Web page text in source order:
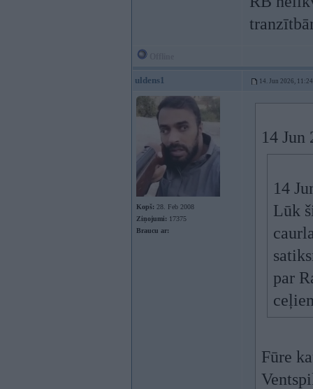
uldens1 14. Jun 2026, 11:24
Kopš: 28. Feb 2008
Ziņojumi: 17375
Braucu ar:
14 Jun
14
Lūk
par
Fūre